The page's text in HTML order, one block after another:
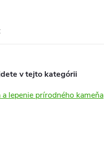
v tejto kategórii
a lepenie prírodného kameňa